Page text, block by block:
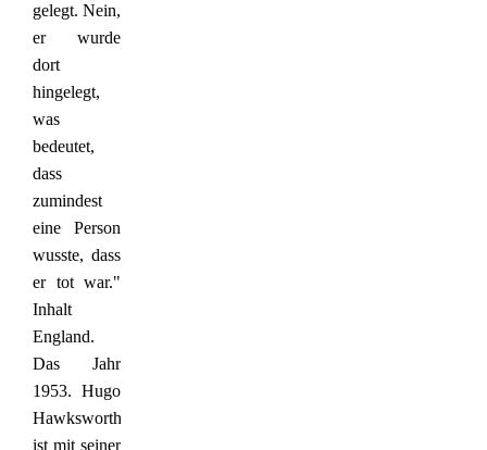
gelegt. Nein,
er wurde
dort
hingelegt,
was
bedeutet,
dass
zumindest
eine Person
wusste, dass
er tot war."
Inhalt
England.
Das Jahr
1953. Hugo
Hawksworth
ist mit seiner